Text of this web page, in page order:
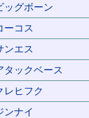
ッグボーン
ーコス
ンエス
タックベース
レヒフク
ンナイ